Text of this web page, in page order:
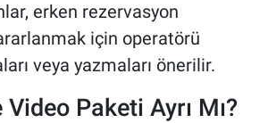
erken rezervasyon
için operatörü
veya yazmaları önerilir.
Paketi Ayrı Mı?